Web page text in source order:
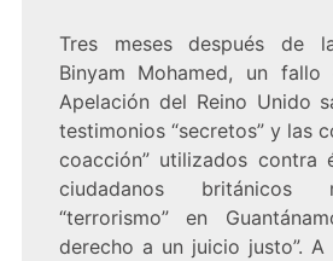
Tres meses después de
Binyam Mohamed, un
Apelación del Reino Unido
testimonios “secretos” y las
coacción” utilizados
ciudadanos británicos
“terrorismo” en
derecho a un juicio justo”. A